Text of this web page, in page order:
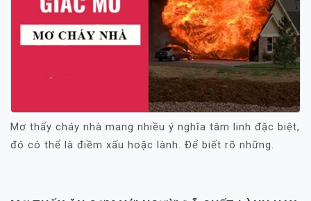
Mơ thấy cháy nhà mang nhiều ý nghĩa tâm linh đặc biệt,
đó có thể là điềm xấu hoặc lành. Để biết rõ những.